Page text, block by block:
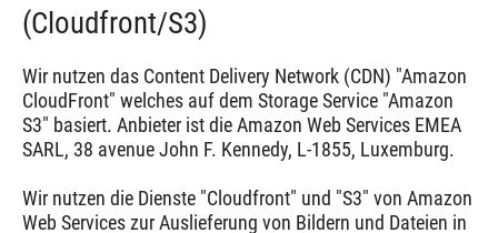
(Cloudfront/S3)
Wir nutzen das Content Delivery Network (CDN) "Amazon
CloudFront" welches auf dem Storage Service "Amazon
S3" basiert. Anbieter ist die Amazon Web Services EMEA
SARL, 38 avenue John F. Kennedy, L-1855, Luxemburg.
Wir nutzen die Dienste "Cloudfront" und "S3" von Amazon
Web Services zur Auslieferung von Bildern und Dateien in